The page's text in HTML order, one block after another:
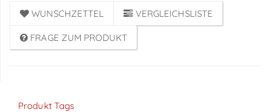
WUNSCHZETTEL VERGLEICHSLISTE
FRAGE ZUM PRODUKT
Produkt Tags